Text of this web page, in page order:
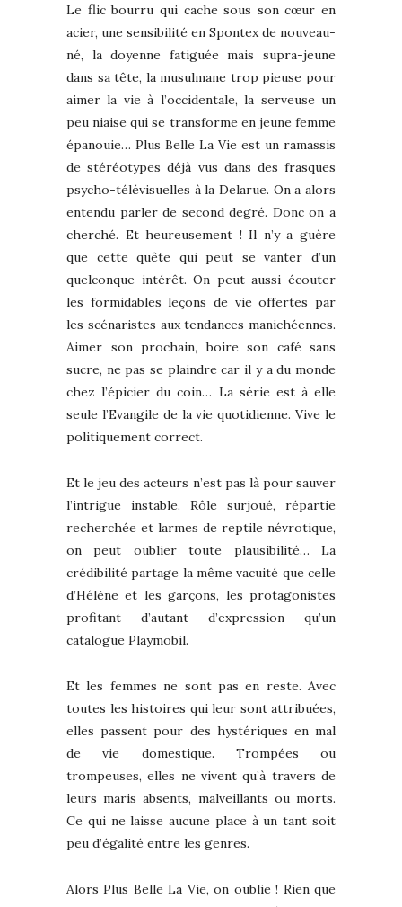
Le flic bourru qui cache sous son cœur en
acier, une sensibilité en Spontex de nouveau-
né, la doyenne fatiguée mais supra-jeune
dans sa tête, la musulmane trop pieuse pour
aimer la vie à l’occidentale, la serveuse un
peu niaise qui se transforme en jeune femme
épanouie… Plus Belle La Vie est un ramassis
de stéréotypes déjà vus dans des frasques
psycho-télévisuelles à la Delarue. On a alors
entendu parler de second degré. Donc on a
cherché. Et heureusement ! Il n’y a guère
que cette quête qui peut se vanter d’un
quelconque intérêt. On peut aussi écouter
les formidables leçons de vie offertes par
les scénaristes aux tendances manichéennes.
Aimer son prochain, boire son café sans
sucre, ne pas se plaindre car il y a du monde
chez l’épicier du coin… La série est à elle
seule l’Evangile de la vie quotidienne. Vive le
politiquement correct.
Et le jeu des acteurs n’est pas là pour sauver
l’intrigue instable. Rôle surjoué, répartie
recherchée et larmes de reptile névrotique,
on peut oublier toute plausibilité… La
crédibilité partage la même vacuité que celle
d’Hélène et les garçons, les protagonistes
profitant d’autant d’expression qu’un
catalogue Playmobil.
Et les femmes ne sont pas en reste. Avec
toutes les histoires qui leur sont attribuées,
elles passent pour des hystériques en mal
de vie domestique. Trompées ou
trompeuses, elles ne vivent qu’à travers de
leurs maris absents, malveillants ou morts.
Ce qui ne laisse aucune place à un tant soit
peu d’égalité entre les genres.
Alors Plus Belle La Vie, on oublie ! Rien que